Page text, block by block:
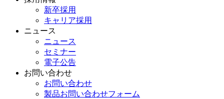
新卒採用
キャリア採用
ニュース
ニュース
セミナー
電子公告
お問い合わせ
お問い合わせ
製品お問い合わせフォーム